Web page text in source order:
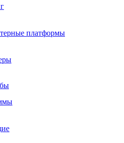
платформы